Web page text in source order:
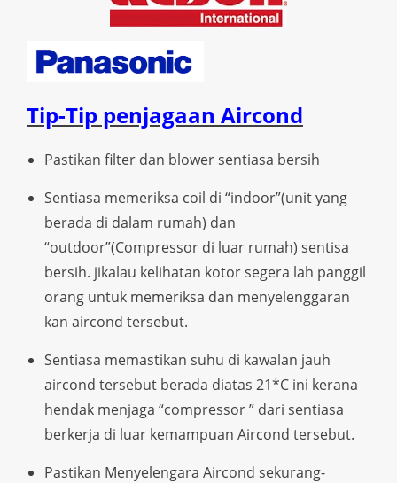
Tip-Tip penjagaan Aircond
Pastikan filter dan blower sentiasa bersih
Sentiasa memeriksa coil di “indoor”(unit yang
berada di dalam rumah) dan
“outdoor”(Compressor di luar rumah) sentisa
bersih. jikalau kelihatan kotor segera lah panggil
orang untuk memeriksa dan menyelenggaran
kan aircond tersebut.
Sentiasa memastikan suhu di kawalan jauh
aircond tersebut berada diatas 21*C ini kerana
hendak menjaga “compressor ” dari sentiasa
berkerja di luar kemampuan Aircond tersebut.
Pastikan Menyelengara Aircond sekurang-